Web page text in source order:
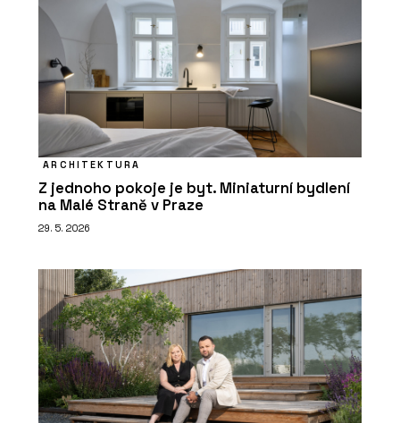
ARCHITEKTURA
Z jednoho pokoje je byt. Miniaturní bydlení
na Malé Straně v Praze
29. 5. 2026